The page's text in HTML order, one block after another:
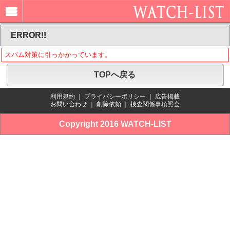
ERROR!!
スパム対策に引っかかっています。
TOPへ戻る
利用規約 プライバシーポリシー
広告掲載
お問い合わせ
削除依頼 捜査関係事項照会
Copyright 2016 WATCH-LIST